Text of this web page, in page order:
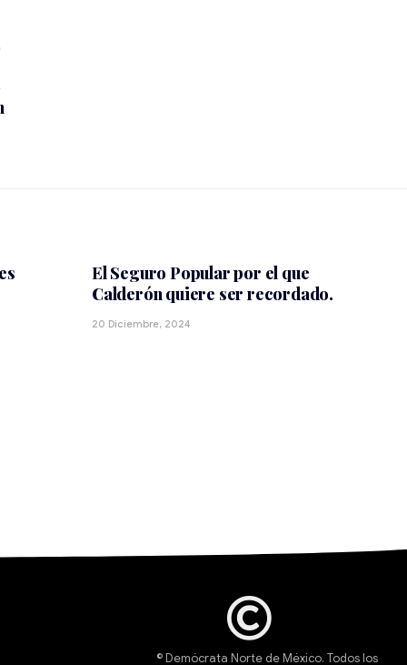
El Seguro Popular por el que
Calderón quiere ser recordado.
20 Diciembre, 2024
© Demócrata Norte de México. Todos los